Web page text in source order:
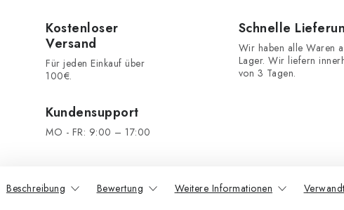
Kostenloser
Versand
Für jeden Einkauf über
100€.
Schnelle
Wir haben alle Waren
Lager. Wir liefern
von 3 Tagen.
Kundensupport
MO - FR: 9:00 – 17:00
Beschreibung Bewertung Weitere Informationen